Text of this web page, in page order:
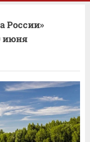
России»
июня